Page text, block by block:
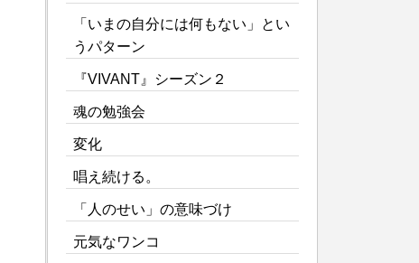
「いまの自分には何もない」とい
うパターン
『VIVANT』シーズン２
魂の勉強会
変化
唱え続ける。
「人のせい」の意味づけ
元気なワンコ